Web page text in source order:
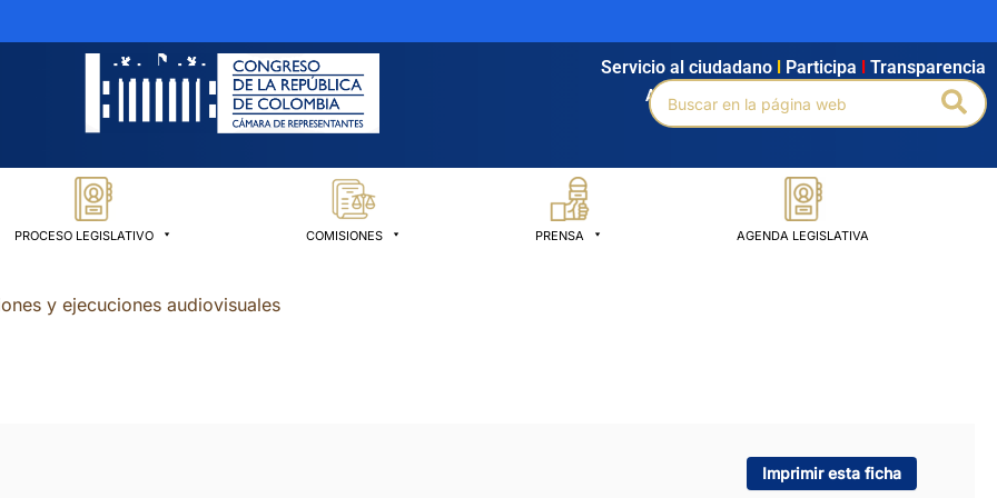
Agendamiento Intranet Búsqueda avanzada
Servicio al ciudadano Participa Transparencia
Buscar
por:
PROCESO LEGISLATIVO COMISIONES PRENSA AGENDA LEGISLATIVA
y ejecuciones audiovisuales
Imprimir esta ficha